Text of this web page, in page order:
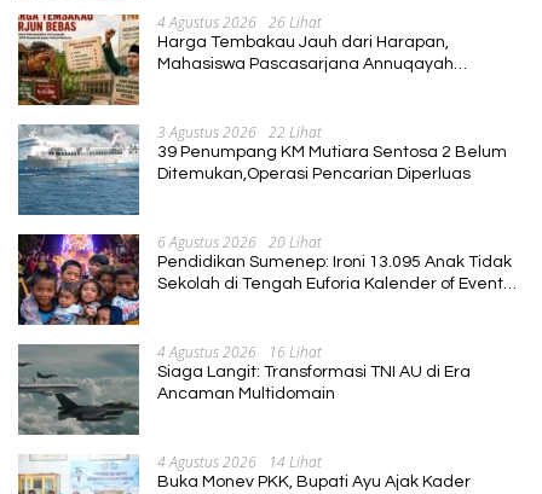
4 Agustus 2026 26 Lihat
Harga Tembakau Jauh dari Harapan,
Mahasiswa Pascasarjana Annuqayah
3 Agustus 2026 22 Lihat
39 Penumpang KM Mutiara Sentosa 2 Belum
Ditemukan,Operasi Pencarian Diperluas
6 Agustus 2026 20 Lihat
Pendidikan Sumenep: Ironi 13.095 Anak Tidak
Sekolah di Tengah Euforia Kalender of Event
4 Agustus 2026 16 Lihat
Siaga Langit: Transformasi TNI AU di Era
Ancaman Multidomain
4 Agustus 2026 14 Lihat
Buka Monev PKK, Bupati Ayu Ajak Kader